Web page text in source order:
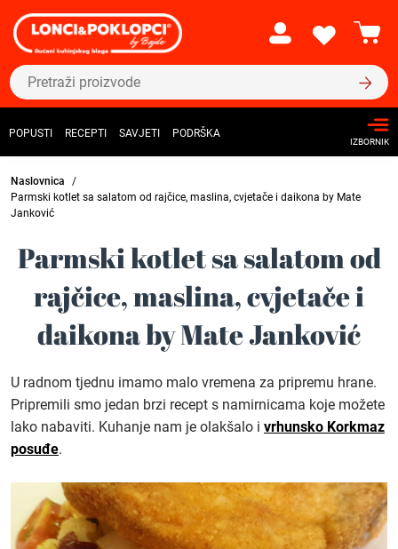
POPUSTI RECEPTI SAVJETI PODRŠKA
IZBORNIK
Naslovnica
Parmski kotlet sa salatom od rajčice, maslina, cvjetače i daikona by Mate
Janković
Parmski kotlet sa salatom od
rajčice, maslina, cvjetače i
daikona by Mate Janković
U radnom tjednu imamo malo vremena za pripremu hrane.
Pripremili smo jedan brzi recept s namirnicama koje možete
lako nabaviti. Kuhanje nam je olakšalo i vrhunsko Korkmaz
posuđe.